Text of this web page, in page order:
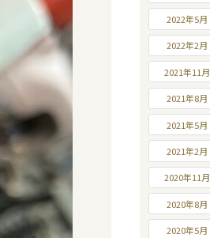
2022年5月
2022年2月
2021年11月
2021年8月
2021年5月
2021年2月
2020年11月
2020年8月
2020年5月